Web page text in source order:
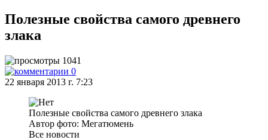
Полезные свойства самого древнего
злака
1041
0
22 января 2013 г. 7:23
Полезные свойства самого древнего злака
Автор фото: Мегатюмень
Все новости